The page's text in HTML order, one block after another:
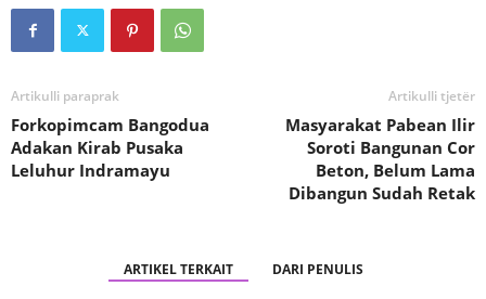
Artikulli paraprak
Forkopimcam Bangodua
Adakan Kirab Pusaka
Leluhur Indramayu
Artikulli tjetër
Masyarakat Pabean Ilir
Soroti Bangunan Cor
Beton, Belum Lama
Dibangun Sudah Retak
ARTIKEL TERKAIT DARI PENULIS